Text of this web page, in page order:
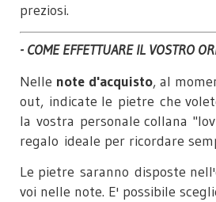
preziosi.
- COME EFFETTUARE IL VOSTRO
Nelle note d'acquisto, al
out, indicate le pietre che
la vostra personale collana
regalo ideale per ricordare
Le pietre saranno disposte
voi nelle note. E' possibile